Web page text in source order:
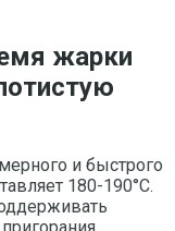
жарки
и быстрого
180-190°C.